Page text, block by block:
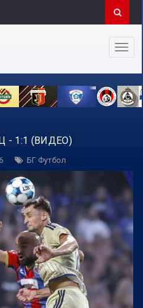
- 1:1 (ВИДЕО)
БГ Футбол